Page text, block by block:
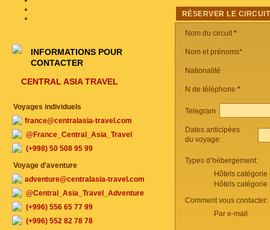
RÉSERVER LE CIRCUIT
Nom du circuit*
Nom et prénoms*
Nationalité
N de téléphone *
Telegram
Dates anticipées
du voyage:
Types d’hébergement:
Hôtels
Hôtels
Comment vous contacter:
Par e-mail
INFORMATIONS POUR
CONTACTER
CENTRAL ASIA TRAVEL
Voyages individuels
france@centralasia-travel.com
@France_Central_Asia_Travel
(+998) 50 508 95 99
Voyage d'aventure
adventure@centralasia-travel.com
@Central_Asia_Travel_Adventure
(+996) 556 65 77 99
(+996) 552 82 78 78